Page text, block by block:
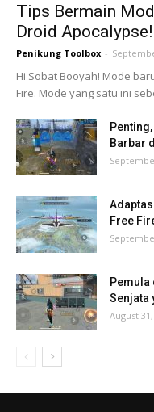
Tips Bermain
Droid Apocalypse!
Penikung Toolbox -
Hi Sobat Booyah! Mode
Fire. Mode yang satu ini
Barbar
Free
Pemula
Senjata
August